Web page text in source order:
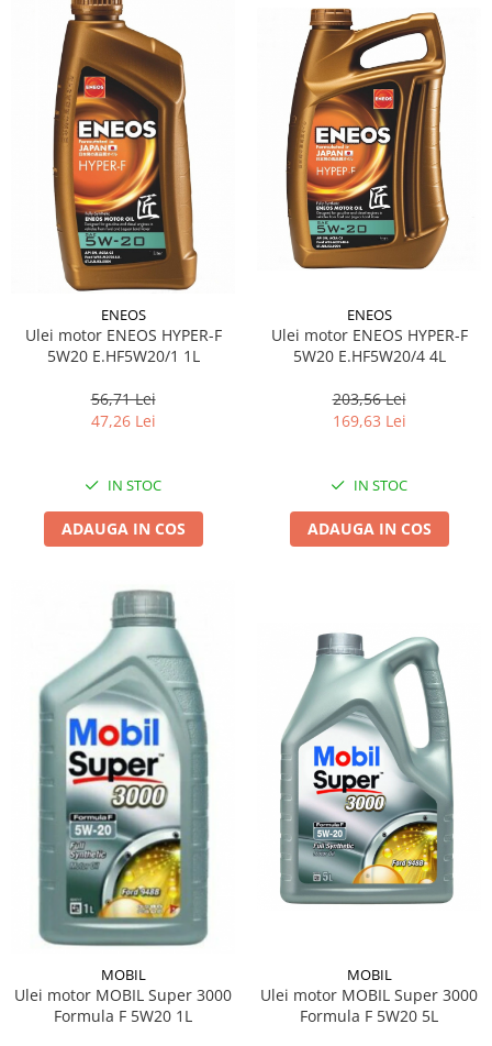
ENEOS
Ulei motor ENEOS HYPER-F
5W20 E.HF5W20/1 1L
56,71 Lei
47,26 Lei
IN STOC
ADAUGA IN COS
ENEOS
Ulei motor ENEOS HYPER-F
5W20 E.HF5W20/4 4L
203,56 Lei
169,63 Lei
IN STOC
ADAUGA IN COS
MOBIL
Ulei motor MOBIL Super 3000
Formula F 5W20 1L
MOBIL
Ulei motor MOBIL Super 3000
Formula F 5W20 5L